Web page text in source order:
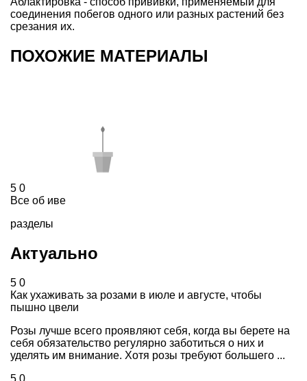
соединения побегов одного или разных растений без
срезания их.
ПОХОЖИЕ МАТЕРИАЛЫ
5 0
Все об иве
разделы
Актуально
5 0
Как ухаживать за розами в июле и августе, чтобы
пышно цвели
Розы лучше всего проявляют себя, когда вы берете на
себя обязательство регулярно заботиться о них и
уделять им внимание. Хотя розы требуют большего ...